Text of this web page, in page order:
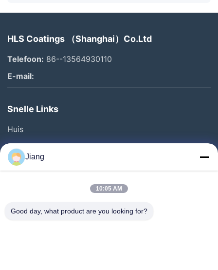
HLS Coatings （Shanghai）Co.Ltd
Telefoon: 86--13564930110
E-mail:
Snelle Links
Huis
Producten
Video's
Fabriekstour
Jiang
10:05 AM
Good day, what product are you looking for?